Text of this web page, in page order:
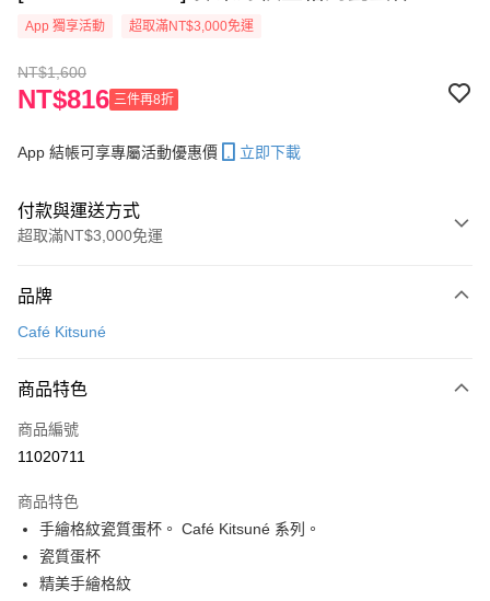
App 獨享活動 超取滿NT$3,000免運
NT$1,600
NT$816 三件再8折
App 結帳可享專屬活動優惠價 立即下載
付款與運送方式
超取滿NT$3,000免運
信用卡一次付款
ATM付款
每筆NT$100，滿NT$3,000(含以上)免運費
付款後萊爾富取貨
每筆NT$100
品牌
Café Kitsuné
商品特色
商品編號
11020711
商品特色
手繪格紋瓷質蛋杯。 Café Kitsuné 系列。
瓷質蛋杯
精美手繪格紋